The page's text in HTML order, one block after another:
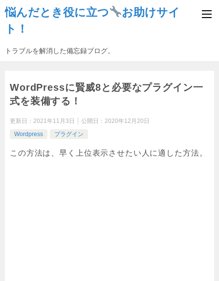
悩んだとき役に立つ
お助けサイ
ト！
トラブルを解消した備忘録ブログ。
WordPressに賢威8と必要なプラグイン一
式を装備する！
更新日： 2021年11月3日 公開日： 2020年12月20日
Wordpress
プラグイン
この方法は、早く上位表示させたい人に適した方法。